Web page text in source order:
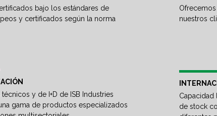
bajo los estándares de
y certificados según la norma
técnicos y de I+D de ISB Industries
gama de productos especializados
Ofrecemos
nuestros
Capacidad
de stock